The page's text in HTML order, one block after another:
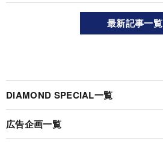
最新記事一覧
DIAMOND SPECIAL一覧
広告企画一覧